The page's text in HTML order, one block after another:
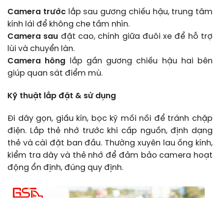
Camera trướclắp sau gương chiếu hậu, trung tâm
kính lái để không che tầm nhìn.
Camera sau đặt cao, chính giữa đuôi xe để hỗ trợ
lùi và chuyển làn.
Camera hông lắp gần gương chiếu hậu hai bên
giúp quan sát điểm mù.
Kỹ thuật lắp đặt & sử dụng
Đi dây gọn, giấu kín, bọc kỹ mối nối để tránh chập
điện. Lắp thẻ nhớ trước khi cấp nguồn, định dạng
thẻ và cài đặt ban đầu. Thường xuyên lau ống kính,
kiểm tra dây và thẻ nhớ để đảm bảo camera hoạt
động ổn định, đúng quy định.